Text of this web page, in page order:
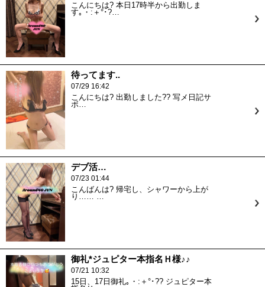
こんにちは? 本日17時半から出勤しま
す｡・:＋°･?…
待ってます..
07/29 16:42
こんにちは? 出勤しました?? 写メ日記サ
ボ…
デブ活…
07/23 01:44
こんばんは? 帰宅し、シャワーから上が
り…… …
御礼*ジュピター本指名Ｈ様♪♪
07/21 10:32
15日、17日御礼｡・:＋°･?? ジュピター本